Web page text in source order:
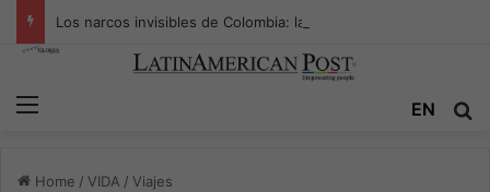
EN
Home / VIDA / Viajes